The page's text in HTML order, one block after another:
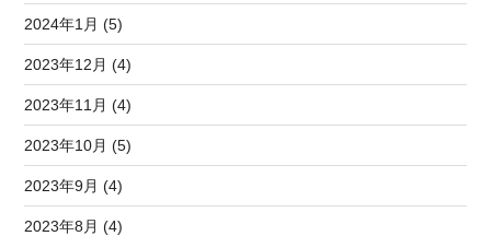
2024年1月 (5)
2023年12月 (4)
2023年11月 (4)
2023年10月 (5)
2023年9月 (4)
2023年8月 (4)